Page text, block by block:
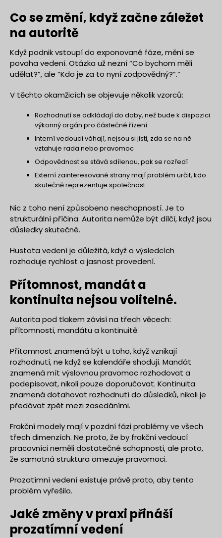
Co se změní, když začne záležet
na autoritě
Když podnik vstoupí do exponované fáze, mění se
povaha vedení. Otázka už nezní “Co bychom měli
udělat?”, ale “Kdo je za to nyní zodpovědný?”.”
V těchto okamžicích se objevuje několik vzorců:
Rozhodnutí se odkládají do doby, než bude k dispozici
výkonný orgán pro částečné řízení.
Interní vedoucí váhají, nejsou si jisti, zda se na ně
vztahuje rada nebo pravomoc
Odpovědnost se stává sdílenou, pak se rozředí
Externí zainteresované strany mají problém určit, kdo
skutečně reprezentuje společnost.
Nic z toho není způsobeno neschopností. Je to
strukturální příčina. Autorita nemůže být dílčí, když jsou
důsledky skutečné.
Hustota vedení je důležitá, když o výsledcích
rozhoduje rychlost a jasnost provedení.
Přítomnost, mandát a
kontinuita nejsou volitelné.
Autorita pod tlakem závisí na třech věcech:
přítomnosti, mandátu a kontinuitě.
Přítomnost znamená být u toho, když vznikají
rozhodnutí, ne když se kalendáře shodují. Mandát
znamená mít výslovnou pravomoc rozhodovat a
podepisovat, nikoli pouze doporučovat. Kontinuita
znamená dotahovat rozhodnutí do důsledků, nikoli je
předávat zpět mezi zasedáními.
Frakční modely mají v pozdní fázi problémy ve všech
třech dimenzích. Ne proto, že by frakční vedoucí
pracovníci neměli dostatečné schopnosti, ale proto,
že samotná struktura omezuje pravomoci.
Prozatímní vedení existuje právě proto, aby tento
problém vyřešilo.
Jaké změny v praxi přináší
prozatímní vedení